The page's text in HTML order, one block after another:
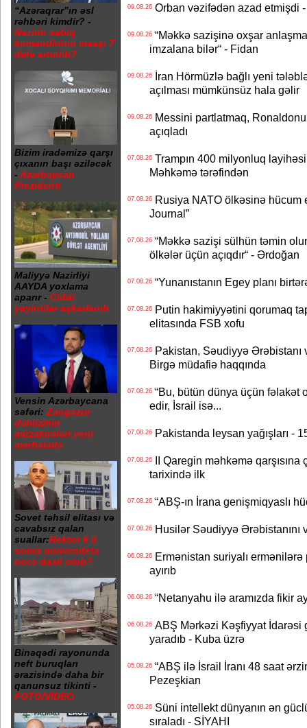
“Azəraqrar”ın əsl
rəhbəri kimdir? -
Nazirin sabiq
komandirinin maaşı 7
dəfə artırılıb?
Bizim iradəmizə qarşı
çıxanın başı əziləcək
- Azərbaycan
Prezidenti
Maliyyə Nazirliyi
AAYDA yoxlama
aparır - Ciddi
yeyintilər aşkarlanıb
Vensin Azərbaycana
səfəri: Zəngəzur
dəhlizinin
müzakirələri yeni
mərhələdə
Sovet təhsil elitası və
cavabsız qalan
suallar:Rektor 6 il
sonra universitetə
necə daxil olub?
Binəqədi rayonunda
neft buruqları
ərazisində daha bir
qanunsuz tikinti -
FOTO/VİDEO
09.08.26Orban vəzifədən azad etmişdi
09.08.26“Məkkə sazişinə oxşar
imzalana bilər“ - Fidan
09.08.26İran Hörmüzlə bağlı yeni
açılması mümkünsüz hala gəlir
09.08.26Messini partlatmaq, Ronaldonu
açıqladı
07.08.26Trampın 400 milyonluq
Məhkəmə tərəfindən
07.08.26Rusiya NATO ölkəsinə hücum
Journal”
07.08.26“Məkkə sazişi sülhün təmin
ölkələr üçün açıqdır“ - Ərdoğan
07.08.26“Yunanıstanın Egey planı
07.08.26Putin hakimiyyətini qorumaq
elitasında FSB xofu
07.08.26Pakistan, Səudiyyə Ərəbistanı
Birgə müdafiə haqqında
07.08.26“Bu, bütün dünya üçün fəlakət
edir, İsrail isə...
07.08.26Pakistanda leysan yağışları -
07.08.26II Qaregin məhkəmə qarşısına
tarixində ilk
07.08.26“ABŞ-ın İrana genişmiqyaslı
07.08.26Husilər Səudiyyə Ərəbistanını
06.08.26Ermənistan suriyalı ermənilərə
ayırıb
06.08.26“Netanyahu ilə aramızda fikir
06.08.26ABŞ Mərkəzi Kəşfiyyat İdarəsi
yaradıb - Kuba üzrə
05.08.26“ABŞ ilə İsrail İranı 48 saat
Pezeşkian
05.08.26Süni intellekt dünyanın ən
sıraladı - SİYAHI